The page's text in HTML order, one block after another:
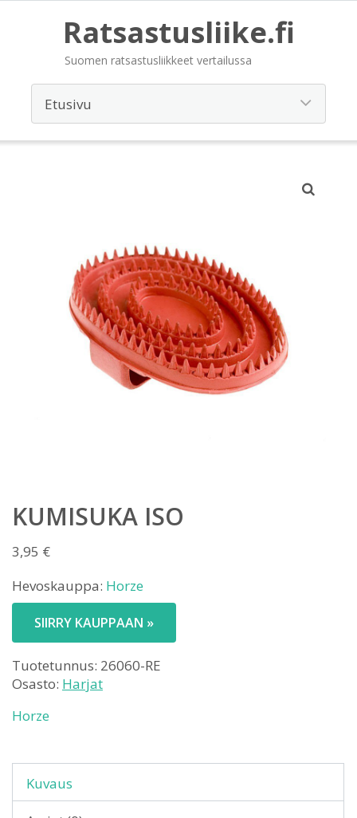
Ratsastusliike.fi
Suomen ratsastusliikkeet vertailussa
KUMISUKA ISO
3,95 €
Hevoskauppa: Horze
SIIRRY KAUPPAAN »
Tuotetunnus: 26060-RE
Osasto: Harjat
Horze
Kuvaus